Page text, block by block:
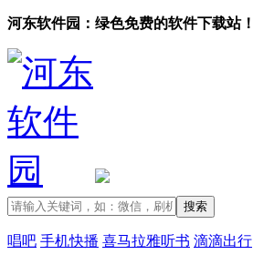
河东软件园：绿色免费的软件下载站！
唱吧 手机快播 喜马拉雅听书 滴滴出行